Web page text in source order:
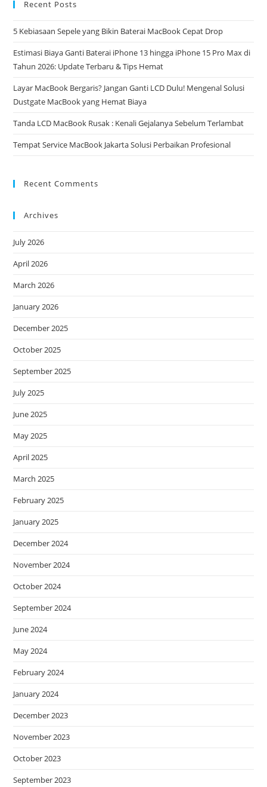
Recent Posts
5 Kebiasaan Sepele yang Bikin Baterai MacBook Cepat Drop
Estimasi Biaya Ganti Baterai iPhone 13 hingga iPhone 15 Pro Max di
Tahun 2026: Update Terbaru & Tips Hemat
Layar MacBook Bergaris? Jangan Ganti LCD Dulu! Mengenal Solusi
Dustgate MacBook yang Hemat Biaya
Tanda LCD MacBook Rusak : Kenali Gejalanya Sebelum Terlambat
Tempat Service MacBook Jakarta Solusi Perbaikan Profesional
Recent Comments
Archives
July 2026
April 2026
March 2026
January 2026
December 2025
October 2025
September 2025
July 2025
June 2025
May 2025
April 2025
March 2025
February 2025
January 2025
December 2024
November 2024
October 2024
September 2024
June 2024
May 2024
February 2024
January 2024
December 2023
November 2023
October 2023
September 2023